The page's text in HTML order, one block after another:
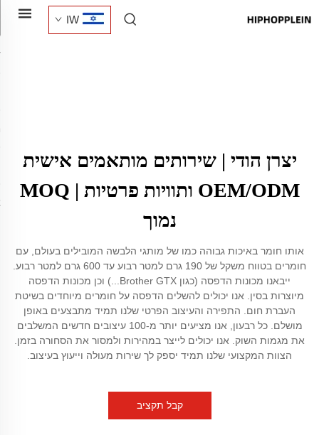
IW
יצרן הודי | שירותים מותאמים אישית
OEM/ODM ותוויות פרטיות | MOQ
נמוך
אותו חומר באיכות גבוהה כמו של מותגי הלבשה המובילים בעולם, עם
חומרים בטווח משקל של 190 גרם למטר רבוע עד 600 גרם למטר רבוע.
ייבאנו מכונות הדפסה (כגון Brother GTX...) וכן מכונות הדפסה
מיוצרות בסין. אנו יכולים להשלים הדפסה על חומרים מיוחדים בשיטת
העברת חום. התפירה והעיצוב הפרטי שלנו תמיד מתבצעים באופן
מושלם. כל רבעון, אנו מציעים יותר מ-100 עיצובים חדשים המשלבים
את מגמות השוק. אנו יכולים לייצר במהירות ולמסור את הסחורה בזמן.
הצוות המקצועי שלנו תמיד יספק לך שירות מעולה וייעוץ בעיצוב.
קבל תקציב